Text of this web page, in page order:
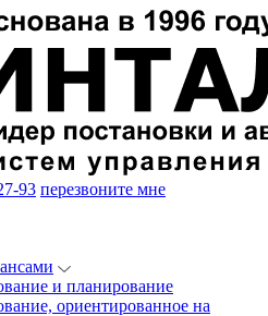
93 перезвоните мне
и планирование
ориентированное на